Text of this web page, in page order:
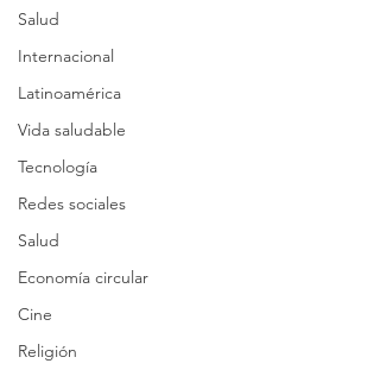
Salud
Internacional
Latinoamérica
Vida saludable
Tecnología
Redes sociales
Salud
Economía circular
Cine
Religión